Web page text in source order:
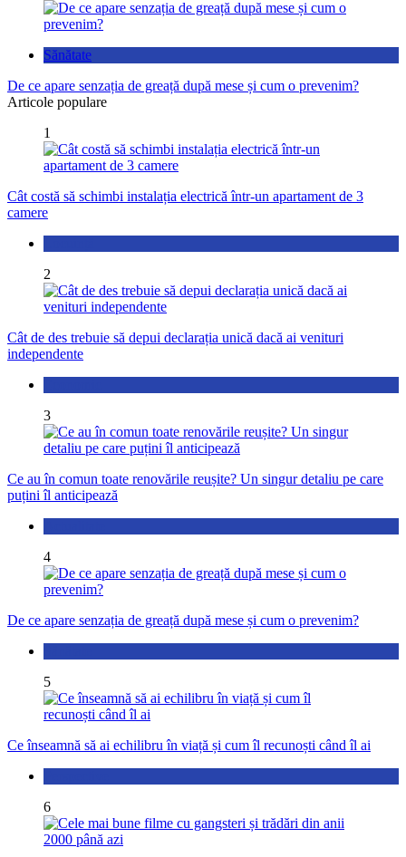
Sănătate
De ce apare senzația de greață după mese și cum o prevenim?
Articole populare
1
Cât costă să schimbi instalația electrică într-un apartament de 3
camere
2
Cât de des trebuie să depui declarația unică dacă ai venituri
independente
3
Ce au în comun toate renovările reușite? Un singur detaliu pe care
puțini îl anticipează
4
De ce apare senzația de greață după mese și cum o prevenim?
5
Ce înseamnă să ai echilibru în viață și cum îl recunoști când îl ai
6